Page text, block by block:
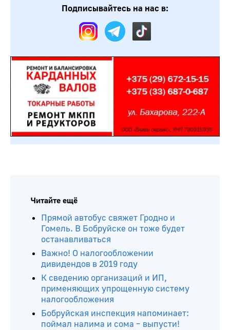
Подписывайтесь на нас в:
Читайте ещё
Прямой автобус свяжет Гродно и
Гомель. В Бобруйске он тоже будет
останавливаться
Важно! О налогообложении
дивидендов в 2019 году
К сведению организаций и ИП,
применяющих упрощенную систему
налогообложения
Бобруйская инспекция напоминает:
поймал налима и сома – выпусти!